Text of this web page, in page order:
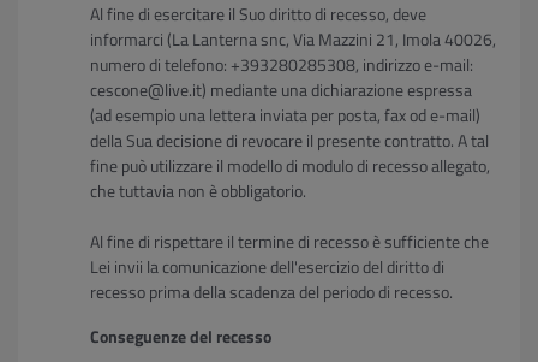
Al fine di esercitare il Suo diritto di recesso, deve
informarci (La Lanterna snc, Via Mazzini 21, Imola 40026,
numero di telefono: +393280285308, indirizzo e-mail:
cescone@live.it) mediante una dichiarazione espressa
(ad esempio una lettera inviata per posta, fax od e-mail)
della Sua decisione di revocare il presente contratto. A tal
fine può utilizzare il modello di modulo di recesso allegato,
che tuttavia non è obbligatorio.
Al fine di rispettare il termine di recesso è sufficiente che
Lei invii la comunicazione dell'esercizio del diritto di
recesso prima della scadenza del periodo di recesso.
Conseguenze del recesso